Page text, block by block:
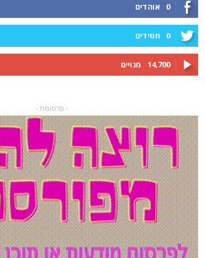
0 אוהדים
0 חסידים
14,700 מנויים
- פרסומת -